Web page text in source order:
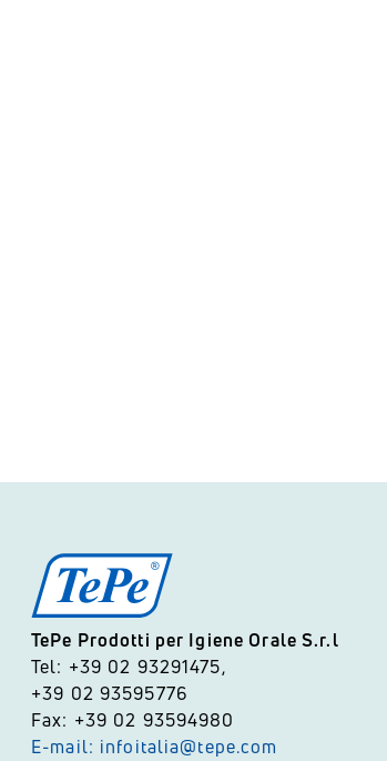
TePe Prodotti per Igiene Orale S.r.l
Tel: +39 02 93291475,
+39 02 93595776
Fax: +39 02 93594980
E-mail: infoitalia@tepe.com